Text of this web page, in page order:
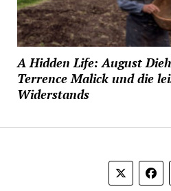
A Hidden Life: August
Terrence Malick und die
Widerstands